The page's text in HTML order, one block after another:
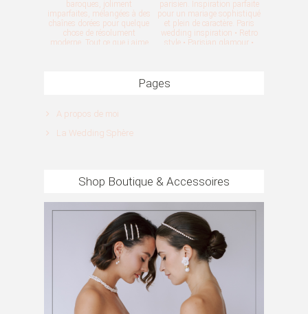
Pages
A propos de moi
La Wedding Sphère
Shop Boutique & Accessoires